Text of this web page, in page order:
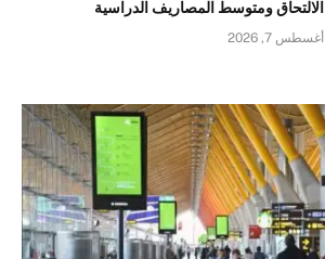
الالتحاق ومتوسط المصاريف الدراسية
أغسطس 7, 2026